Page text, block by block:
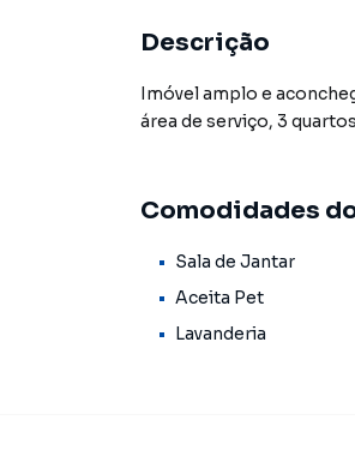
Descrição
Imóvel amplo e
área de serviço, 3
Comodidades
Sala de Jantar
Aceita Pet
Lavanderia